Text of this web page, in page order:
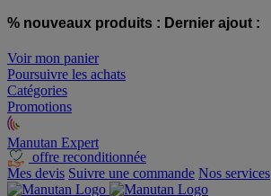
% nouveaux produits : Dernier ajout :
Voir mon panier
Poursuivre les achats
Catégories
Promotions
Manutan Expert
offre reconditionnée
Mes devis Suivre une commande Nos services